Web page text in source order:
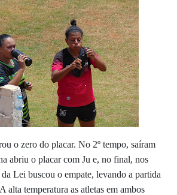
o zero do placar. No 2º tempo, saíram
abriu o placar com Ju e, no final, nos
Lei buscou o empate, levando a partida
alta temperatura as atletas em ambos